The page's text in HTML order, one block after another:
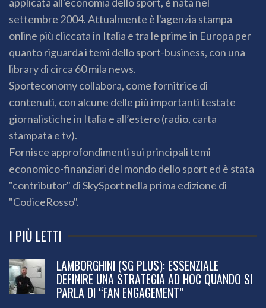
settembre 2004. Attualmente è l'agenzia stampa
online più cliccata in Italia e tra le prime in Europa per
quanto riguarda i temi dello sport-business, con una
library di circa 60 mila news.
Sporteconomy collabora, come fornitrice di
contenuti, con alcune delle più importanti testate
giornalistiche in Italia e all’estero (radio, carta
stampata e tv).
Fornisce approfondimenti sui principali temi
economico-finanziari del mondo dello sport ed è stata
"contributor" di SkySport nella prima edizione di
"CodiceRosso".
I PIÙ LETTI
DEFINIRE UNA STRATEGIA AD HOC QUANDO SI
PARLA DI “FAN ENGAGEMENT”
98.8K 83